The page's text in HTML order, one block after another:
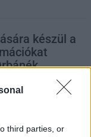
third parties, or
készül a
Péter, hogy